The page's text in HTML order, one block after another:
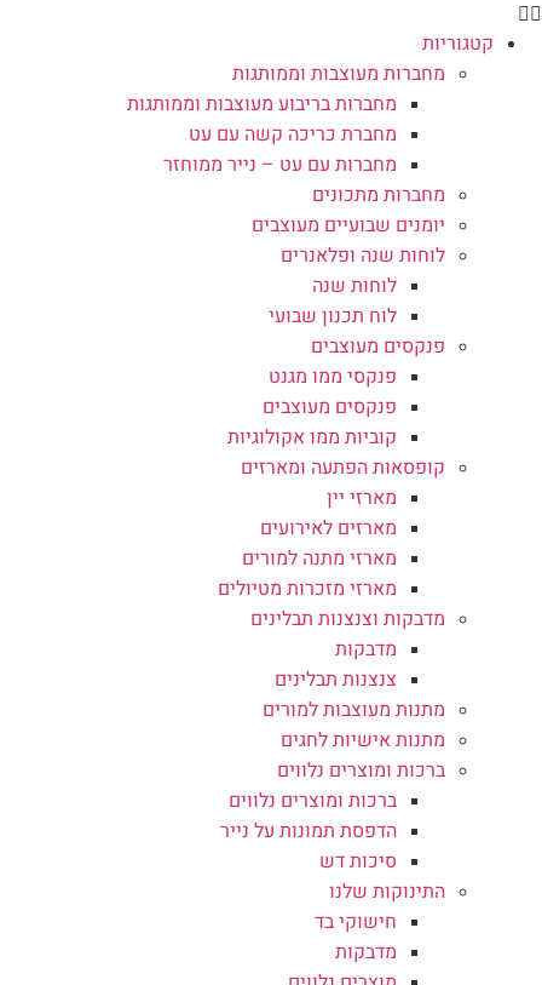
קטגוריות
מחברות מעוצבות וממותגות
מחברות בריבוע מעוצבות וממותגות
מחברת כריכה קשה עם עט
מחברות עם עט – נייר ממוחזר
מחברות מתכונים
יומנים שבועיים מעוצבים
לוחות שנה ופלאנרים
לוחות שנה
לוח תכנון שבועי
פנקסים מעוצבים
פנקסי ממו מגנט
פנקסים מעוצבים
קוביות ממו אקולוגיות
קופסאות הפתעה ומארזים
מארזי יין
מארזים לאירועים
מארזי מתנה למורים
מארזי מזכרות מטיולים
מדבקות וצנצנות תבלינים
מדבקות
צנצנות תבלינים
מתנות מעוצבות למורים
מתנות אישיות לחגים
ברכות ומוצרים נלווים
ברכות ומוצרים נלווים
הדפסת תמונות על נייר
סיכות דש
התינוקות שלנו
חישוקי בד
מדבקות